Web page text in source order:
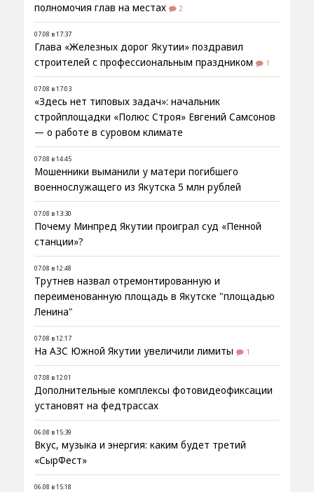
полномочия глав на местах
2
07.08 в 17:37
Глава «Железных дорог Якутии» поздравил
строителей с профессиональным праздником
1
07.08 в 17:03
«Здесь нет типовых задач»: начальник
стройплощадки «Полюс Строя» Евгений Самсонов
— о работе в суровом климате
07.08 в 14:45
Мошенники выманили у матери погибшего
военнослужащего из Якутска 5 млн рублей
07.08 в 13:30
Почему Минпред Якутии проиграл суд «Пенной
станции»?
07.08 в 12:48
Трутнев назвал отремонтированную и
переименованную площадь в Якутске "площадью
Ленина"
07.08 в 12:17
На АЗС Южной Якутии увеличили лимиты 1
07.08 в 12:01
Дополнительные комплексы фотовидеофиксации
установят на федтрассах
06.08 в 15:39
Вкус, музыка и энергия: каким будет третий
«СырФест»
06.08 в 15:18